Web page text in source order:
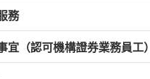
務
宜（認可機構證券業務員工）